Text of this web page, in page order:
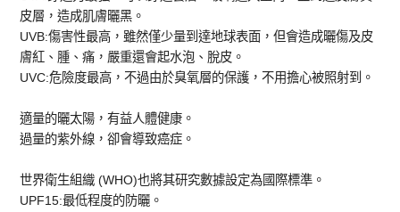
皮層，造成肌膚曬黑。
UVB:傷害性最高，雖然僅少量到達地球表面，但會造成曬傷及皮
膚紅、腫、痛，嚴重還會起水泡、脫皮。
UVC:危險度最高，不過由於臭氧層的保護，不用擔心被照射到。
適量的曬太陽，有益人體健康。
過量的紫外線，卻會導致癌症。
世界衛生組織 (WHO)也將其研究數據設定為國際標準。
UPF15:最低程度的防曬。